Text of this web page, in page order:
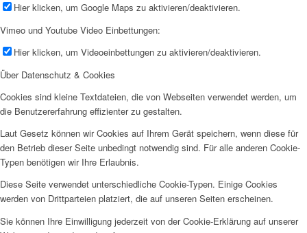
Hier klicken, um Google Maps zu aktivieren/deaktivieren.
Vimeo und Youtube Video Einbettungen:
Hier klicken, um Videoeinbettungen zu aktivieren/deaktivieren.
Über Datenschutz & Cookies
Cookies sind kleine Textdateien, die von Webseiten verwendet werden, um
die Benutzererfahrung effizienter zu gestalten.
Laut Gesetz können wir Cookies auf Ihrem Gerät speichern, wenn diese für
den Betrieb dieser Seite unbedingt notwendig sind. Für alle anderen Cookie-
Typen benötigen wir Ihre Erlaubnis.
Diese Seite verwendet unterschiedliche Cookie-Typen. Einige Cookies
werden von Drittparteien platziert, die auf unseren Seiten erscheinen.
Sie können Ihre Einwilligung jederzeit von der Cookie-Erklärung auf unserer